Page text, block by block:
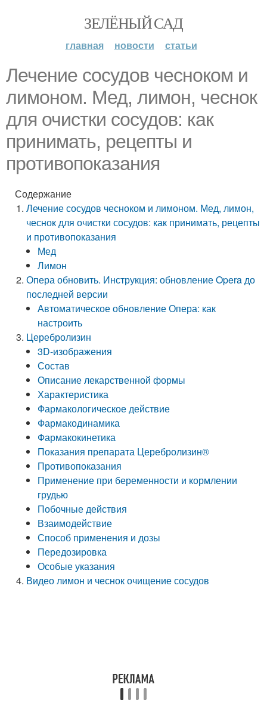
ЗЕЛЁНЫЙ САД
главная новости статьи
Лечение сосудов чесноком и
лимоном. Мед, лимон, чеснок
для очистки сосудов: как
принимать, рецепты и
противопоказания
Содержание
Лечение сосудов чесноком и лимоном. Мед, лимон,
чеснок для очистки сосудов: как принимать, рецепты
и противопоказания
Мед
Лимон
Опера обновить. Инструкция: обновление Opera до
последней версии
Автоматическое обновление Опера: как
настроить
Церебролизин
3D-изображения
Состав
Описание лекарственной формы
Характеристика
Фармакологическое действие
Фармакодинамика
Фармакокинетика
Показания препарата Церебролизин®
Противопоказания
Применение при беременности и кормлении
грудью
Побочные действия
Взаимодействие
Способ применения и дозы
Передозировка
Особые указания
Видео лимон и чеснок очищение сосудов